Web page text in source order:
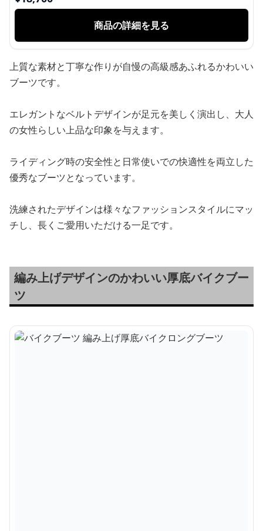
商品の詳細を見る
上質な素材と丁寧な作りが自慢の高級感あふれるかわいい
ブーツです。
エレガントなベルトデザインが足元を美しく演出し、大人
の女性らしい上品な印象を与えます。
ライディング時の安全性と日常使いでの快適性を両立した
優秀なブーツとなっています。
洗練されたデザインは様々なファッションスタイルにマッ
チし、長くご愛用いただける一足です。
編み上げデザインのかわいい厚底バイクブー
ツ